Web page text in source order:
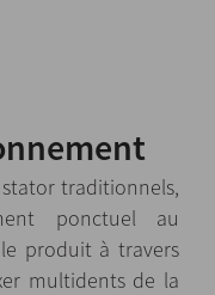
traditionnels,
ponctuel au
produit à travers
multidents de la